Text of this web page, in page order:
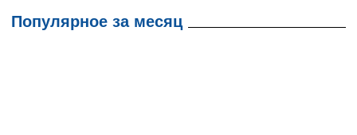
Популярное за месяц